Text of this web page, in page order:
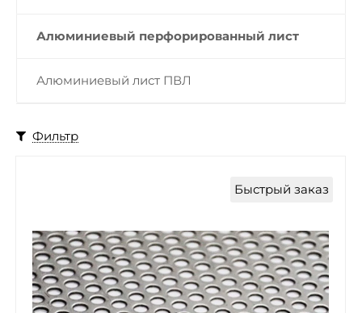
Алюминиевый перфорированный лист
Алюминиевый лист ПВЛ
Фильтр
Быстрый заказ